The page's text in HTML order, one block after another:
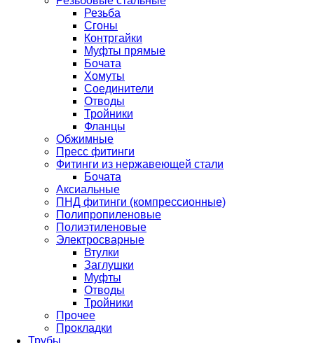
Резьба
Сгоны
Контргайки
Муфты прямые
Бочата
Хомуты
Соединители
Отводы
Тройники
Фланцы
Обжимные
Пресс фитинги
Фитинги из нержавеющей стали
Бочата
Аксиальные
ПНД фитинги (компрессионные)
Полипропиленовые
Полиэтиленовые
Электросварные
Втулки
Заглушки
Муфты
Отводы
Тройники
Прочее
Прокладки